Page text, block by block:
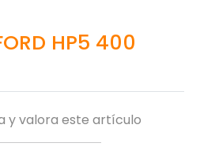
HP5 400
y valora este artículo